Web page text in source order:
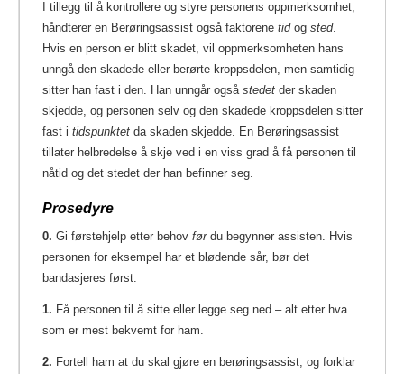
I tillegg til å kontrollere og styre personens oppmerksomhet,
håndterer en Berøringsassist også faktorene tidog sted.
Hvis en person er blitt skadet, vil oppmerksomheten hans
unngå den skadede eller berørte kroppsdelen, men samtidig
sitter han fast i den. Han unngår også stedet der skaden
skjedde, og personen selv og den skadede kroppsdelen sitter
fast i tidspunktet da skaden skjedde. En Berøringsassist
tillater helbredelse å skje ved i en viss grad å få personen til
nåtid og det stedet der han befinner seg.
Prosedyre
0. Gi førstehjelp etter behov førdu begynner assisten. Hvis
personen for eksempel har et blødende sår, bør det
bandasjeres først.
1. Få personen til å sitte eller legge seg ned – alt etter hva
som er mest bekvemt for ham.
2. Fortell ham at du skal gjøre en berøringsassist, og forklar